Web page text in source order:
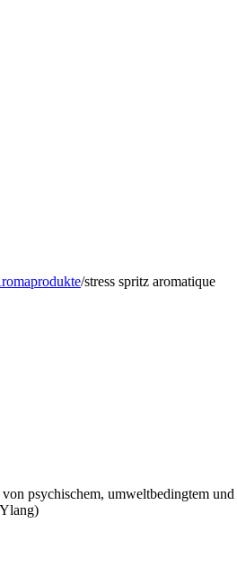
/stress spritz aromatique
psychischem, umweltbedingtem